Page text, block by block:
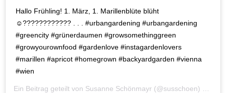
Hallo Frühling! 1. März, 1. Marillenblüte blüht
☺???????????? . . . #urbangardening #urbangardening
#greencity #grünerdaumen #growsomethinggreen
#growyourownfood #gardenlove #instagardenlovers
#marillen #apricot #homegrown #backyardgarden #vienna
#wien
Ein Beitrag geteilt von Susanne Schönmayr (@susschoen) am